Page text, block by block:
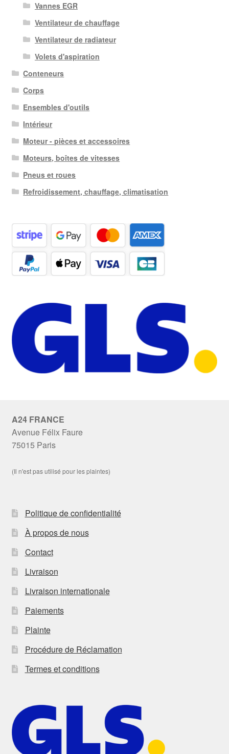
Vannes EGR
Ventilateur de chauffage
Ventilateur de radiateur
Volets d'aspiration
Conteneurs
Corps
Ensembles d'outils
Intérieur
Moteur - pièces et accessoires
Moteurs, boîtes de vitesses
Pneus et roues
Refroidissement, chauffage, climatisation
A24 FRANCE
Avenue Félix Faure
75015 Paris
(Il n'est pas utilisé pour les plaintes)
Politique de confidentialité
À propos de nous
Contact
Livraison
Livraison internationale
Paiements
Plainte
Procédure de Réclamation
Termes et conditions